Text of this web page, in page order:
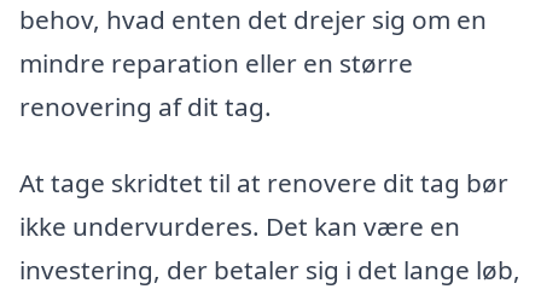
behov, hvad enten det drejer sig om en
mindre reparation eller en større
renovering af dit tag.
At tage skridtet til at renovere dit tag bør
ikke undervurderes. Det kan være en
investering, der betaler sig i det lange løb,